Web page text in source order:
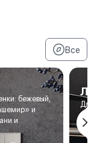
Все
бежевый,
и
и
Для